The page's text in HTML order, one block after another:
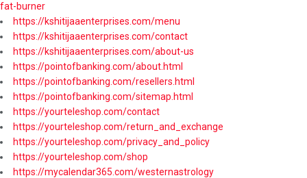
fat-burner
https://kshitijaaenterprises.com/menu
https://kshitijaaenterprises.com/contact
https://kshitijaaenterprises.com/about-us
https://pointofbanking.com/about.html
https://pointofbanking.com/resellers.html
https://pointofbanking.com/sitemap.html
https://yourteleshop.com/contact
https://yourteleshop.com/return_and_exchange
https://yourteleshop.com/privacy_and_policy
https://yourteleshop.com/shop
https://mycalendar365.com/westernastrology